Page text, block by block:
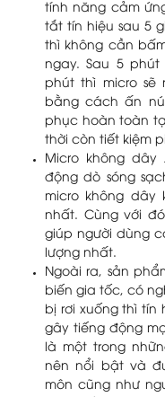
tính năng cảm
tắt tín hiệu sau 5
thì không cần
ngay. Sau 5
phút thì micro sẽ
bằng cách ấn
phục hoàn toàn
thời còn tiết kiệm
Micro không
động dò sóng
micro không dây
nhất. Cùng với
giúp người dùng
lượng nhất.
Ngoài ra, sản
biến gia tốc, có
bị rơi xuống thì tín
gây tiếng động
là một trong
nên nổi bật và
môn cũng như